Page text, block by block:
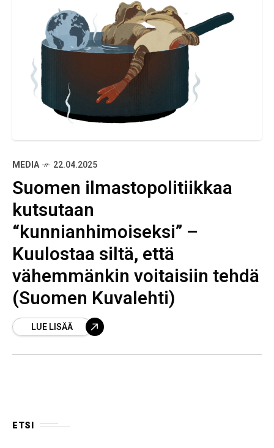
MEDIA 22.04.2025
Suomen ilmastopolitiikkaa
kutsutaan
“kunnianhimoiseksi” –
Kuulostaa siltä, että
vähemmänkin voitaisiin tehdä
(Suomen Kuvalehti)
LUE LISÄÄ
ETSI